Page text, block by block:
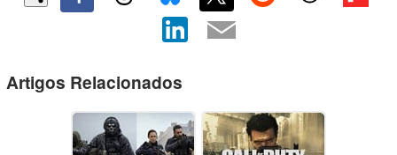
Artigos Relacionados